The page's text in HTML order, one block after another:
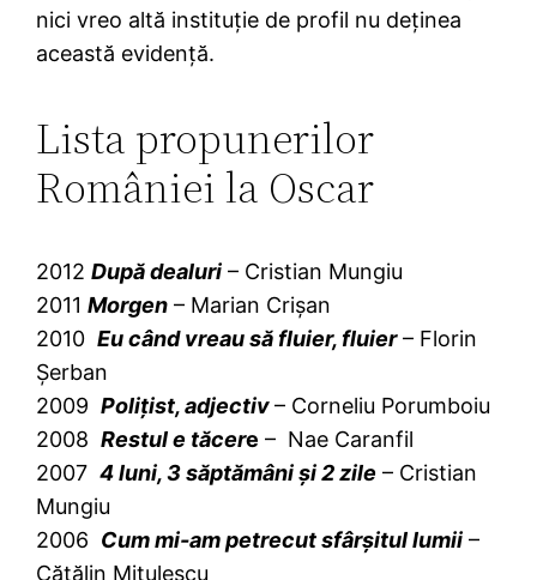
nici vreo altă instituţie de profil nu deţinea
această evidenţă.
Lista propunerilor
României la Oscar
2012După dealuri – Cristian Mungiu
2011Morgen – Marian Crişan
2010Eu când vreau să fluier, fluier– Florin
Şerban
2009 Poliţist, adjectiv– Corneliu Porumboiu
2008Restul e tăcere – Nae Caranfil
20074 luni, 3 săptămâni şi 2 zile – Cristian
Mungiu
2006 Cum mi-am petrecut sfârşitul lumii –
Cătălin Mitulescu